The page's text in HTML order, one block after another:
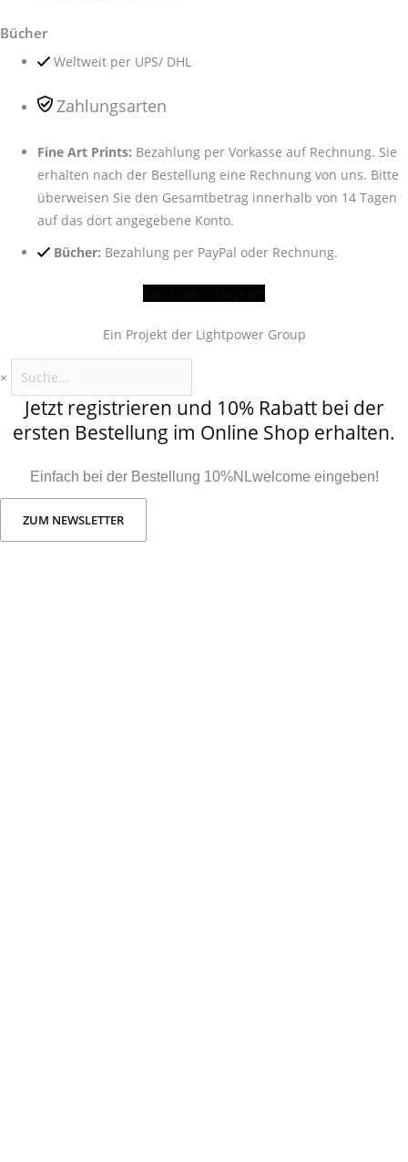
Bücher
Weltweit per UPS/ DHL
Zahlungsarten
Fine Art Prints: Bezahlung per Vorkasse auf Rechnung. Sie
erhalten nach der Bestellung eine Rechnung von uns. Bitte
überweisen Sie den Gesamtbetrag innerhalb von 14 Tagen
auf das dort angegebene Konto.
Bücher: Bezahlung per PayPal oder Rechnung.
Ein Projekt der Lightpower Group
×
Jetzt registrieren und 10% Rabatt bei der
ersten Bestellung im Online Shop erhalten.
Einfach bei der Bestellung 10%NLwelcome eingeben!
ZUM NEWSLETTER